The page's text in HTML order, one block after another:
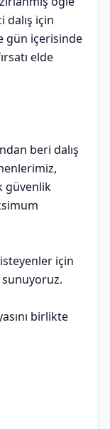
dalış için
gün içerisinde
elde
beri dalış
güvenlik
için
birlikte